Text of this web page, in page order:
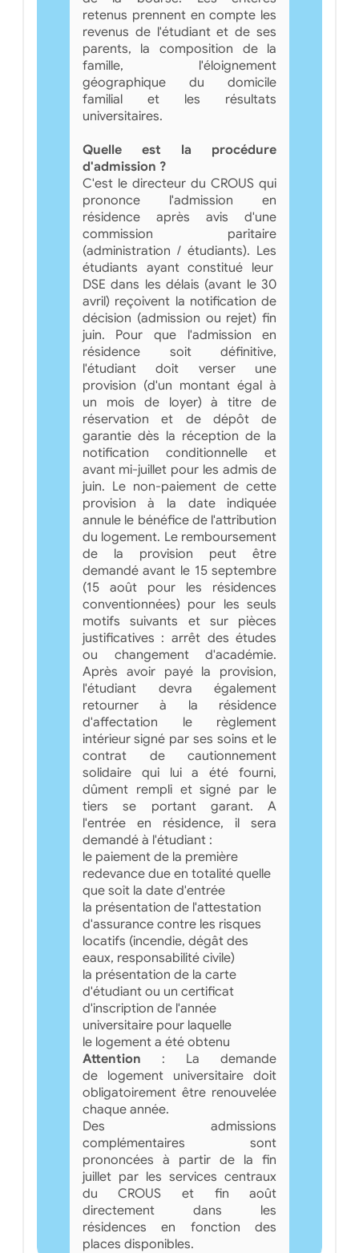
retenus prennent en compte les
revenus de l'étudiant et de ses
parents, la composition de la
famille, l'éloignement
géographique du domicile
familial et les résultats
universitaires.
Quelle est la procédure
d'admission ?
C'est le directeur du CROUS qui
prononce l'admission en
résidence après avis d'une
commission paritaire
(administration / étudiants). Les
étudiants ayant constitué leur
DSE dans les délais (avant le 30
avril) reçoivent la notification de
décision (admission ou rejet) fin
juin. Pour que l'admission en
résidence soit définitive,
l'étudiant doit verser une
provision (d'un montant égal à
un mois de loyer) à titre de
réservation et de dépôt de
garantie dès la réception de la
notification conditionnelle et
avant mi-juillet pour les admis de
juin. Le non-paiement de cette
provision à la date indiquée
annule le bénéfice de l'attribution
du logement. Le remboursement
de la provision peut être
demandé avant le 15 septembre
(15 août pour les résidences
conventionnées) pour les seuls
motifs suivants et sur pièces
justificatives : arrêt des études
ou changement d'académie.
Après avoir payé la provision,
l'étudiant devra également
retourner à la résidence
d'affectation le règlement
intérieur signé par ses soins et le
contrat de cautionnement
solidaire qui lui a été fourni,
dûment rempli et signé par le
tiers se portant garant. A
l'entrée en résidence, il sera
demandé à l'étudiant :
le paiement de la première
redevance due en totalité quelle
que soit la date d'entrée
la présentation de l'attestation
d'assurance contre les risques
locatifs (incendie, dégât des
eaux, responsabilité civile)
la présentation de la carte
d'étudiant ou un certificat
d'inscription de l'année
universitaire pour laquelle
le logement a été obtenu
Attention : La demande
de logement universitaire doit
obligatoirement être renouvelée
chaque année.
Des admissions
complémentaires sont
prononcées à partir de la fin
juillet par les services centraux
du CROUS et fin août
directement dans les
résidences en fonction des
places disponibles.